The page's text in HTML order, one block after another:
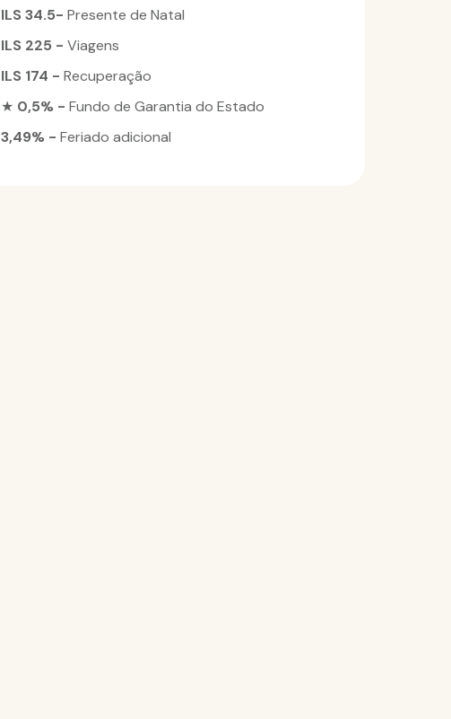
ILS 34.5- Presente de Natal
ILS 225 - Viagens
ILS 174 - Recuperação
★ 0,5% - Fundo de Garantia do Estado
3,49% - Feriado adicional